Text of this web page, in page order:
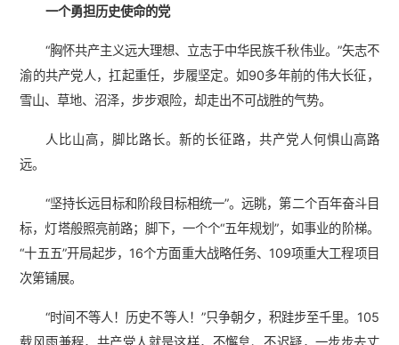
一个勇担历史使命的党
“胸怀共产主义远大理想、立志于中华民族千秋伟业。”矢志不
渝的共产党人，扛起重任，步履坚定。如90多年前的伟大长征，
雪山、草地、沼泽，步步艰险，却走出不可战胜的气势。
人比山高，脚比路长。新的长征路，共产党人何惧山高路
远。
“坚持长远目标和阶段目标相统一”。远眺，第二个百年奋斗目
标，灯塔般照亮前路；脚下，一个个“五年规划”，如事业的阶梯。
“十五五”开局起步，16个方面重大战略任务、109项重大工程项目
次第铺展。
“时间不等人！历史不等人！”只争朝夕，积跬步至千里。105
载风雨兼程，共产党人就是这样，不懈怠、不迟疑，一步步去丈